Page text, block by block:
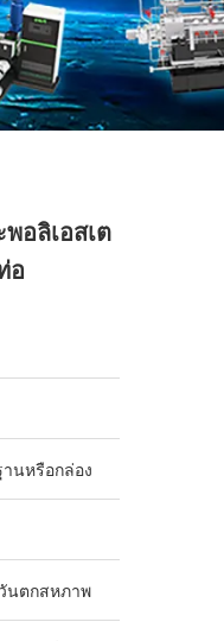
อลิเอสเต
อ
นหรือกล่อง
นตกสหภาพ